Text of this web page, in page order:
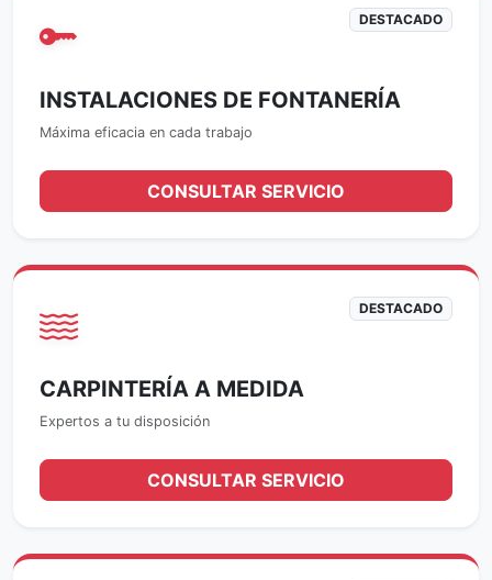
DESTACADO
INSTALACIONES DE FONTANERÍA
Máxima eficacia en cada trabajo
CONSULTAR SERVICIO
DESTACADO
CARPINTERÍA A MEDIDA
Expertos a tu disposición
CONSULTAR SERVICIO